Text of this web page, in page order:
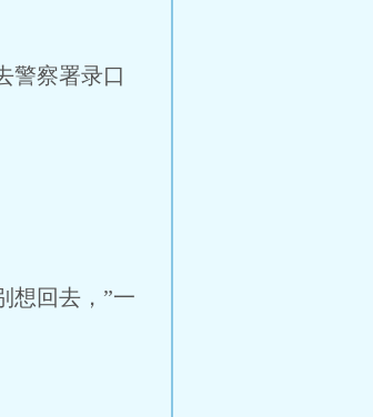
警察署录口
想回去，”一